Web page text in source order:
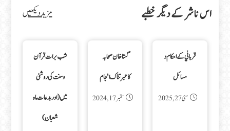
اس ناشر کے دیگر خطبے مزید دیکھیں
قرباني کے احکام و
مسائل
مئی 27, 2025
گستاخان صحابہ
کاعبرتناک انجام
ستمبر 17, 2024
شب برات قرآن
وسنت کی روشنی
میں(اوربدعات ماہ
شعبان)